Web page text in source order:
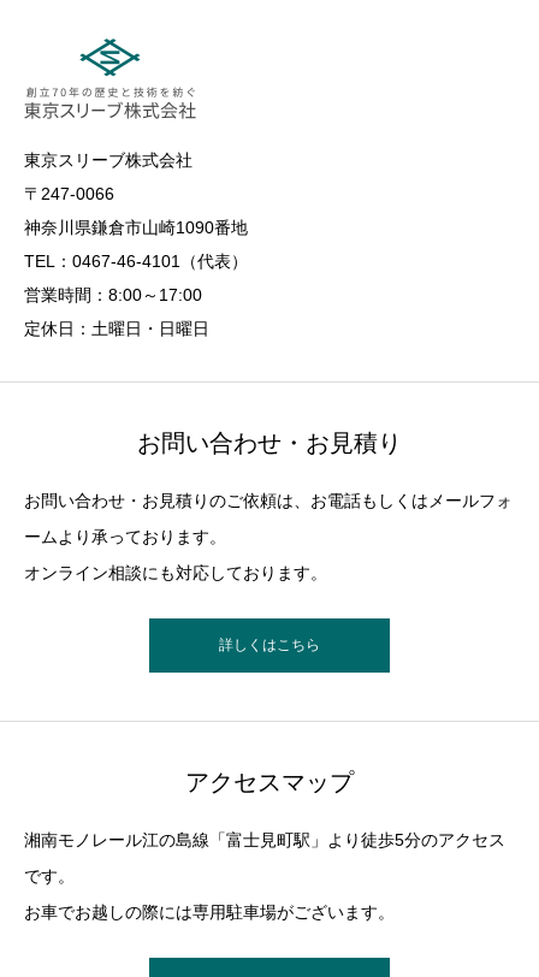
東京スリーブ株式会社
〒247-0066
神奈川県鎌倉市山崎1090番地
TEL：0467-46-4101（代表）
営業時間：8:00～17:00
定休日：土曜日・日曜日
お問い合わせ・お見積り
お問い合わせ・お見積りのご依頼は、お電話もしくはメールフォ
ームより承っております。
オンライン相談にも対応しております。
詳しくはこちら
アクセスマップ
湘南モノレール江の島線「富士見町駅」より徒歩5分のアクセス
です。
お車でお越しの際には専用駐車場がございます。